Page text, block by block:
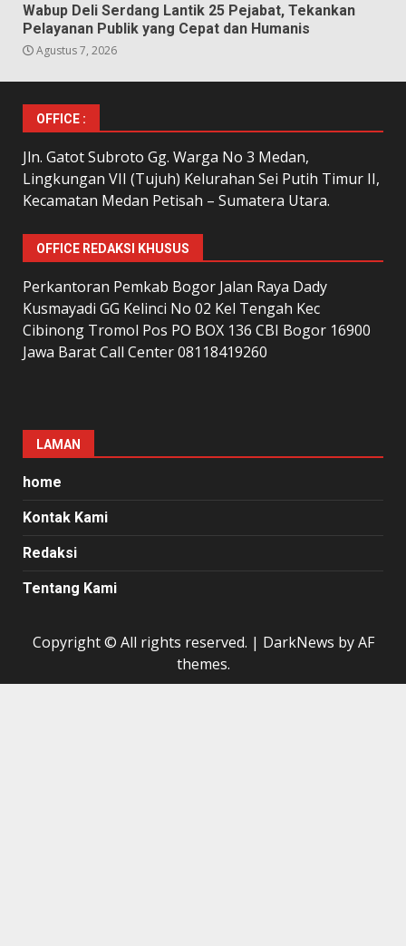
Wabup Deli Serdang Lantik 25 Pejabat, Tekankan
Pelayanan Publik yang Cepat dan Humanis
Agustus 7, 2026
OFFICE :
Jln. Gatot Subroto Gg. Warga No 3 Medan,
Lingkungan VII (Tujuh) Kelurahan Sei Putih Timur II,
Kecamatan Medan Petisah – Sumatera Utara.
OFFICE REDAKSI KHUSUS
Perkantoran Pemkab Bogor Jalan Raya Dady
Kusmayadi GG Kelinci No 02 Kel Tengah Kec
Cibinong Tromol Pos PO BOX 136 CBI Bogor 16900
Jawa Barat Call Center 08118419260
LAMAN
home
Kontak Kami
Redaksi
Tentang Kami
Copyright © All rights reserved. | DarkNews by AF
themes.